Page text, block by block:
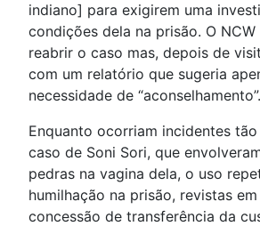
indiano] para exigirem uma
condições dela na prisão. O
reabrir o caso mas, depois de
com um relatório que sugeria
necessidade de “aconselhamento”.
Enquanto ocorriam incidentes
caso de Soni Sori, que
pedras na vagina dela, o uso
humilhação na prisão, revistas
concessão de transferência da